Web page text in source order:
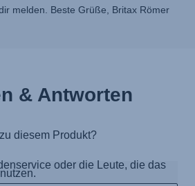
melden. Beste Grüße, Britax Römer
& Antworten